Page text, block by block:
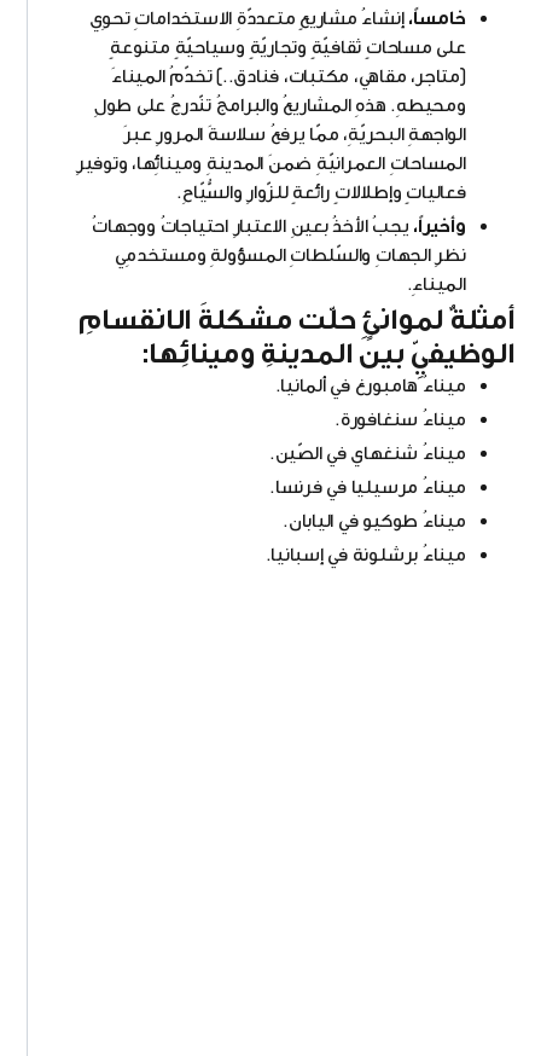
خامساً،إنشاءُ مشاريعٍ متعددّةِ الاستخداماتِ تحوِي
على مساحاتٍ ثقافيّةٍ وتجاريّةٍ وسياحيّةٍ متنوعةٍ
(متاجر، مقاهي، مكتبات، فنادق..) تخدّمُ الميناءَ
ومحيطهِ. هذهِ المشاريعُ والبرامجُ تنّدرجُ على طولِ
الواجهةِ البحريّةِ، ممّا يرفعُ سلاسةَ المرورِ عبرَ
المساحاتِ العمرانيّةِ ضمنَ المدينةِ ومينائِها، وتوفيرِ
فعالياتٍ وإطلالاتٍ رائعةٍ للزّوارِ والسُّيّاحِ.
وأخيراً، يجبُ الأخذُ بعينِ الاعتبارِ احتياجاتُ ووجهاتُ
نظرِ الجهاتِ والسّلطاتِ المسؤولةِ ومستخدمِي
الميناءِ.
أمثلةٌ لموانئٍ حلّت مشكلةَ الانقسامِ
الوظيفيِّ بينَ المدينةِ ومينائِها:
ميناءُ هامبورغ في ألمانيا.
ميناءُ سنغافورة.
ميناءُ شنغهاي في الصّين.
ميناءُ مرسيليا في فرنسا.
ميناءُ طوكيو في اليابان.
ميناءُ برشلونة في إسبانيا.